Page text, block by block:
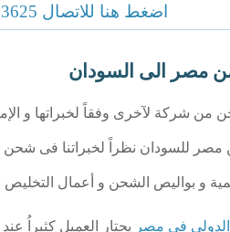
اضغط هنا للاتصال 01007373625
مصر الى السودان
شركة لآخرى وفقاً لخبراتها و
نظراً لخبراتنا فى شحن
و بواليص الشحن و أعمال التخليص
فى مصر يحتار العميل كثيراُ